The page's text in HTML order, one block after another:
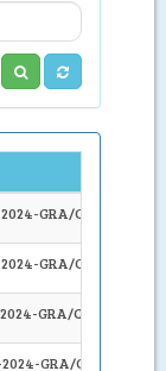
GRA/CR
GRA/CR
GRA/CR
GRA/CR